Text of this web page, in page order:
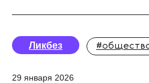
Ликбез
29 января 2026